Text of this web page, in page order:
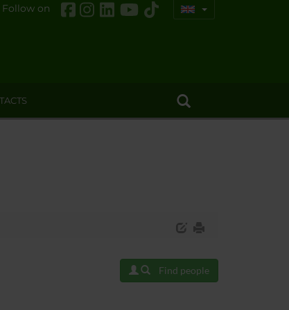
Follow on
Find people